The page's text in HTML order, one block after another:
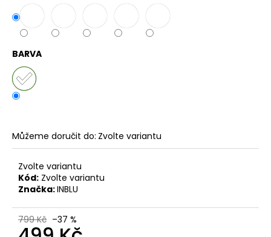
BARVA
Můžeme doručit do: Zvolte variantu
Zvolte variantu
Kód: Zvolte variantu
Značka:INBLU
799 Kč –37 %
o
č
u
j
e
NAZOUVÁK
JEDNOPÁSKOVÝ
215201
KORKÁČ
599